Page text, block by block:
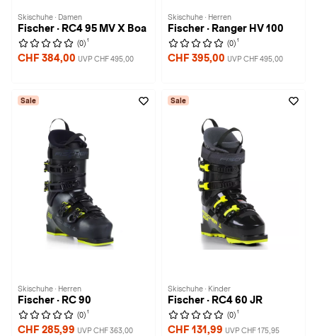
Skischuhe · Damen
Fischer · RC4 95 MV X Boa
(0) 1
CHF 384,00 UVP CHF 495,00
Skischuhe · Herren
Fischer · Ranger HV 100
(0) 1
CHF 395,00 UVP CHF 495,00
Sale
Skischuhe · Herren
Fischer · RC 90
(0) 1
CHF 285,99 UVP CHF 363,00
Sale
Skischuhe · Kinder
Fischer · RC4 60 JR
(0) 1
CHF 131,99 UVP CHF 175,95